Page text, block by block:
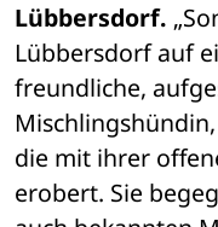
Lübbersdorf.
Lübbersdorf auf
freundliche,
die mit ihrer
erobert. Sie